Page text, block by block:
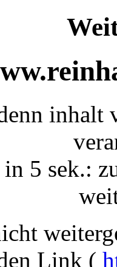
inhalt
in 5 sek.:
Link (